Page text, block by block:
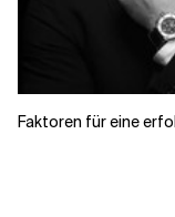
Faktoren für eine